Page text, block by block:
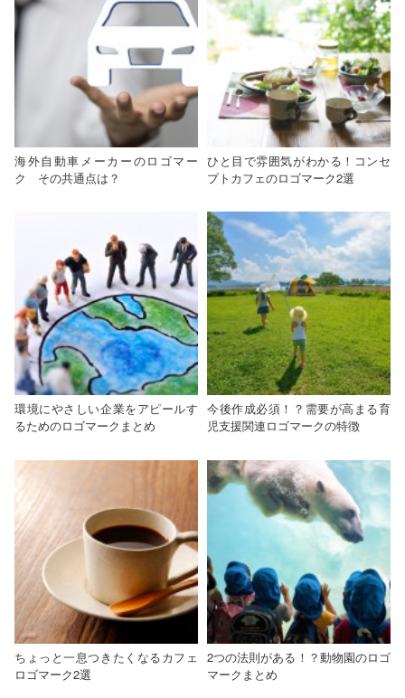
海外自動車メーカーのロゴマー
ク その共通点は？
ひと目で雰囲気がわかる！コンセ
プトカフェのロゴマーク2選
環境にやさしい企業をアピールす
るためのロゴマークまとめ
今後作成必須！？需要が高まる育
児支援関連ロゴマークの特徴
ちょっと一息つきたくなるカフェ
ロゴマーク2選
2つの法則がある！？動物園のロゴ
マークまとめ